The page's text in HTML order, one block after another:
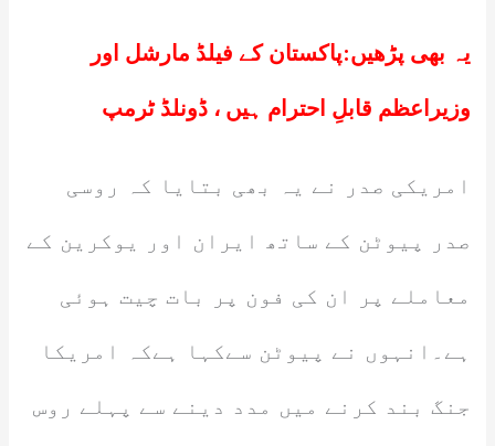
یہ بھی پڑھیں:پاکستان کے فیلڈ مارشل اور
وزیراعظم قابلِ احترام ہیں ، ڈونلڈ ٹرمپ
امریکی صدر نے یہ بھی بتایا کہ روسی
صدر پیوٹن کے ساتھ ایران اور یوکرین کے
معاملے پر ان کی فون پر بات چیت ہوئی
ہے۔انہوں نے پیوٹن سےکہا ہےکہ امریکا
جنگ بند کرنے میں مدد دینے سے پہلے روس